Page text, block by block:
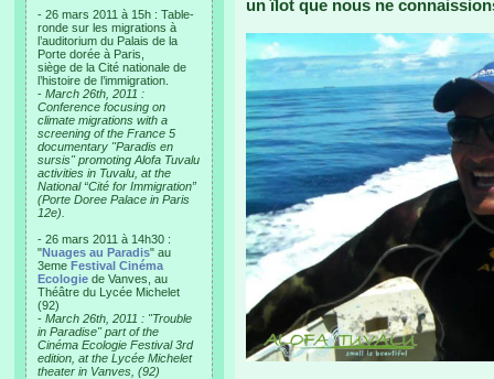
- 26 mars 2011 à 15h : Table-
ronde sur les migrations à
l’auditorium du Palais de la
Porte dorée à Paris,
siège de la Cité nationale de
l’histoire de l’immigration.
- March 26th, 2011 :
Conference focusing on
climate migrations with a
screening of the France 5
documentary "Paradis en
sursis" promoting Alofa Tuvalu
activities in Tuvalu, at the
National “Cité for Immigration”
(Porte Doree Palace in Paris
12e).
- 26 mars 2011 à 14h30 :
"Nuages au Paradis" au
3eme Festival Cinéma
Ecologie de Vanves, au
Théâtre du Lycée Michelet
(92)
- March 26th, 2011 : "Trouble
in Paradise" part of the
Cinéma Ecologie Festival 3rd
edition, at the Lycée Michelet
theater in Vanves, (92)
un îlot que nous ne